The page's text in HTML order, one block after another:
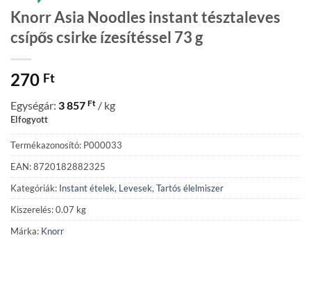
Knorr Asia Noodles instant tésztaleves
csípős csirke ízesítéssel 73 g
270 Ft
Egységár: 3 857 Ft / kg
Elfogyott
Termékazonosító: P000033
EAN: 8720182882325
Kategóriák: Instant ételek, Levesek, Tartós élelmiszer
Kiszerelés: 0.07 kg
Márka: Knorr